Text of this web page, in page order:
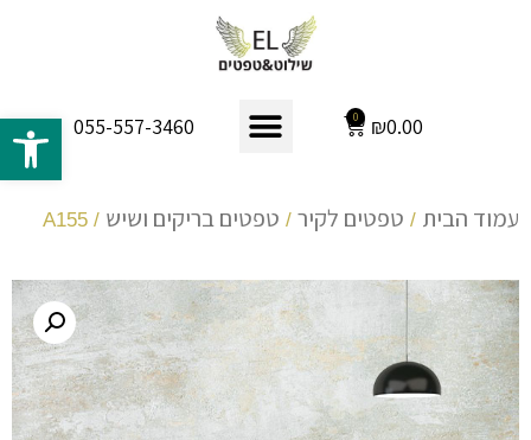
₪0.00
0
055-557-3460
עמוד הבית / טפטים לקיר / טפטים בריקים ושיש / A155